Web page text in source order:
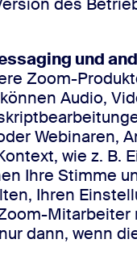
und
Zoom-
Audio,
Webinaren,
wie z.
Ihre Stimme
Ihren
dann, wenn